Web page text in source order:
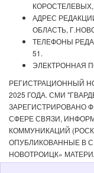
КОРОСТЕЛЕВЫХ,
АДРЕС
ОБЛАСТЬ,
ТЕЛЕФОНЫ
51.
ЭЛЕКТРОННАЯ
РЕГИСТРАЦИОННЫЙ
2025 ГОДА. СМИ
ЗАРЕГИСТРИРОВАНО
СФЕРЕ СВЯЗИ,
КОММУНИКАЦИЙ
ОПУБЛИКОВАННЫЕ В
НОВОТРОИЦК»